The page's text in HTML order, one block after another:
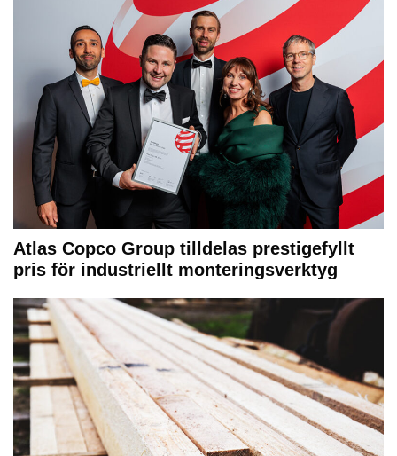
Atlas Copco Group tilldelas prestigefyllt
pris för industriellt monteringsverktyg